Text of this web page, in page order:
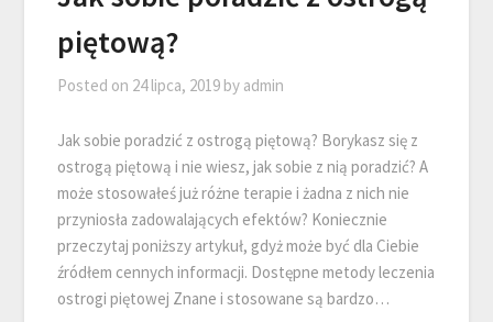
piętową?
Posted on 24 lipca, 2019 by admin
Jak sobie poradzić z ostrogą piętową? Borykasz się z
ostrogą piętową i nie wiesz, jak sobie z nią poradzić? A
może stosowałeś już różne terapie i żadna z nich nie
przyniosła zadowalających efektów? Koniecznie
przeczytaj poniższy artykuł, gdyż może być dla Ciebie
źródłem cennych informacji. Dostępne metody leczenia
ostrogi piętowej Znane i stosowane są bardzo…